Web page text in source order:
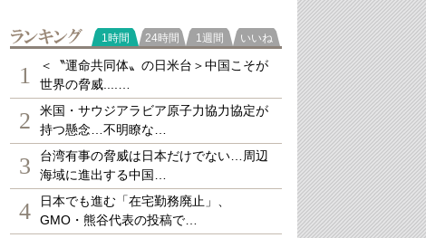
ランキング
1時間 24時間 1週間 いいね
1
＜〝運命共同体〟の日米台＞中国こそが
世界の脅威....…
2
米国・サウジアラビア原子力協力協定が
持つ懸念…不明瞭な…
3
台湾有事の脅威は日本だけでない…周辺
海域に進出する中国…
4
日本でも進む「在宅勤務廃止」、
GMO・熊谷代表の投稿で…